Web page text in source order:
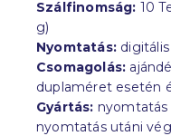
Szálfinomság: 10
g)
Nyomtatás:
Csomagolás:
duplaméret esetén
Gyártás: nyomtatás
nyomtatás utáni